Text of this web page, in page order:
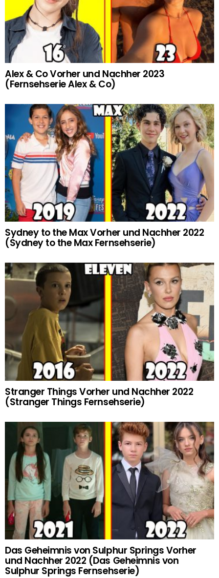
Alex & Co Vorher und Nachher 2023
(Fernsehserie Alex & Co)
Sydney to the Max Vorher und Nachher 2022
(Sydney to the Max Fernsehserie)
Stranger Things Vorher und Nachher 2022
(Stranger Things Fernsehserie)
Das Geheimnis von Sulphur Springs Vorher
und Nachher 2022 (Das Geheimnis von
Sulphur Springs Fernsehserie)